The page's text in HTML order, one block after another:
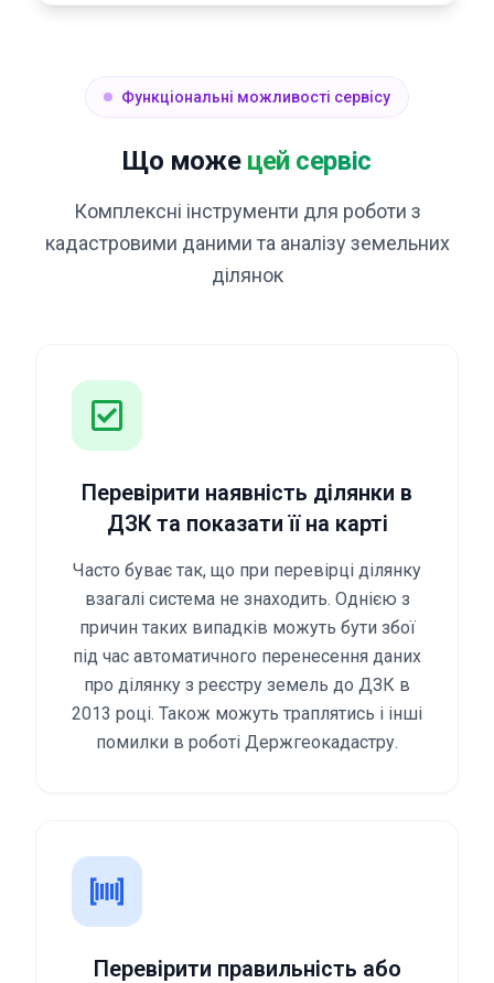
Функціональні можливості сервісу
Що може цей сервіс
Комплексні інструменти для роботи з
кадастровими даними та аналізу земельних
ділянок
Перевірити наявність ділянки в
ДЗК та показати її на карті
Часто буває так, що при перевірці ділянку
взагалі система не знаходить. Однією з
причин таких випадків можуть бути збої
під час автоматичного перенесення даних
про ділянку з реєстру земель до ДЗК в
2013 році. Також можуть траплятись і інші
помилки в роботі Держгеокадастру.
Перевірити правильність або